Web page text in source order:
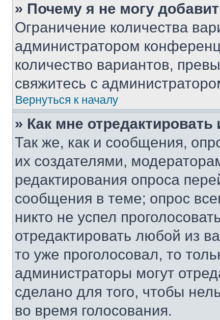
» Почему я не могу
Ограничение количества
администратором
количество вариантов,
свяжитесь с
Вернуться к началу
» Как мне
Так же, как и сообщения,
их создателями,
редактирования опроса
сообщения в теме; опрос
никто не успел
отредактировать любой из
то уже проголосовал, то
администраторы могут
сделано для того, чтобы
во время голосования.